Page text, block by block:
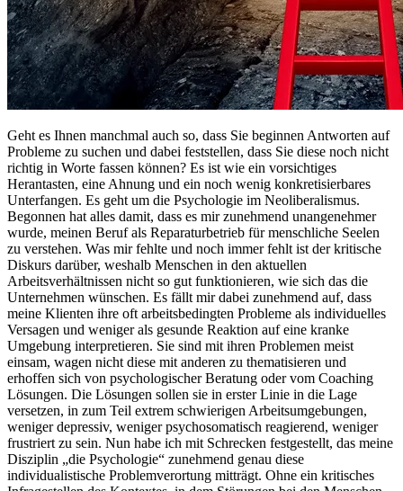
Geht es Ihnen manchmal auch so, dass Sie beginnen Antworten auf
Probleme zu suchen und dabei feststellen, dass Sie diese noch nicht
richtig in Worte fassen können? Es ist wie ein vorsichtiges
Herantasten, eine Ahnung und ein noch wenig konkretisierbares
Unterfangen. Es geht um die Psychologie im Neoliberalismus.
Begonnen hat alles damit, dass es mir zunehmend unangenehmer
wurde, meinen Beruf als Reparaturbetrieb für menschliche Seelen
zu verstehen. Was mir fehlte und noch immer fehlt ist der kritische
Diskurs darüber, weshalb Menschen in den aktuellen
Arbeitsverhältnissen nicht so gut funktionieren, wie sich das die
Unternehmen wünschen. Es fällt mir dabei zunehmend auf, dass
meine Klienten ihre oft arbeitsbedingten Probleme als individuelles
Versagen und weniger als gesunde Reaktion auf eine kranke
Umgebung interpretieren. Sie sind mit ihren Problemen meist
einsam, wagen nicht diese mit anderen zu thematisieren und
erhoffen sich von psychologischer Beratung oder vom Coaching
Lösungen. Die Lösungen sollen sie in erster Linie in die Lage
versetzen, in zum Teil extrem schwierigen Arbeitsumgebungen,
weniger depressiv, weniger psychosomatisch reagierend, weniger
frustriert zu sein. Nun habe ich mit Schrecken festgestellt, das meine
Disziplin „die Psychologie“ zunehmend genau diese
individualistische Problemverortung mitträgt. Ohne ein kritisches